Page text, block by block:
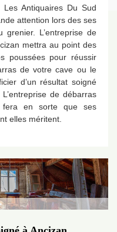
Les Antiquaires Du Sud
attention lors des ses
L’entreprise de
mettra au point des
poussées pour réussir
de votre cave ou le
d’un résultat soigné
de débarras
en sorte que ses
elles méritent.